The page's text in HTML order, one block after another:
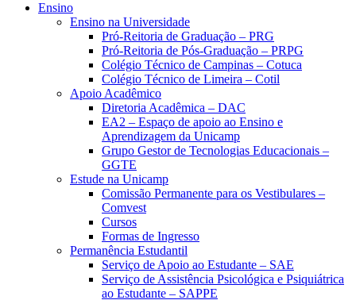
Ensino
Ensino na Universidade
Pró-Reitoria de Graduação – PRG
Pró-Reitoria de Pós-Graduação – PRPG
Colégio Técnico de Campinas – Cotuca
Colégio Técnico de Limeira – Cotil
Apoio Acadêmico
Diretoria Acadêmica – DAC
EA2 – Espaço de apoio ao Ensino e
Aprendizagem da Unicamp
Grupo Gestor de Tecnologias Educacionais –
GGTE
Estude na Unicamp
Comissão Permanente para os Vestibulares –
Comvest
Cursos
Formas de Ingresso
Permanência Estudantil
Serviço de Apoio ao Estudante – SAE
Serviço de Assistência Psicológica e Psiquiátrica
ao Estudante – SAPPE